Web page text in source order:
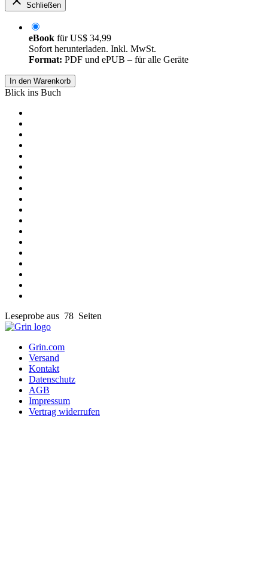
Schließen
eBook fürUS$ 34,99
Sofort herunterladen. Inkl. MwSt.
Format: PDF und ePUB – für alle Geräte
In den Warenkorb
Blick ins Buch
Leseprobe aus 78 Seiten
Grin.com
Versand
Kontakt
Datenschutz
AGB
Impressum
Vertrag widerrufen